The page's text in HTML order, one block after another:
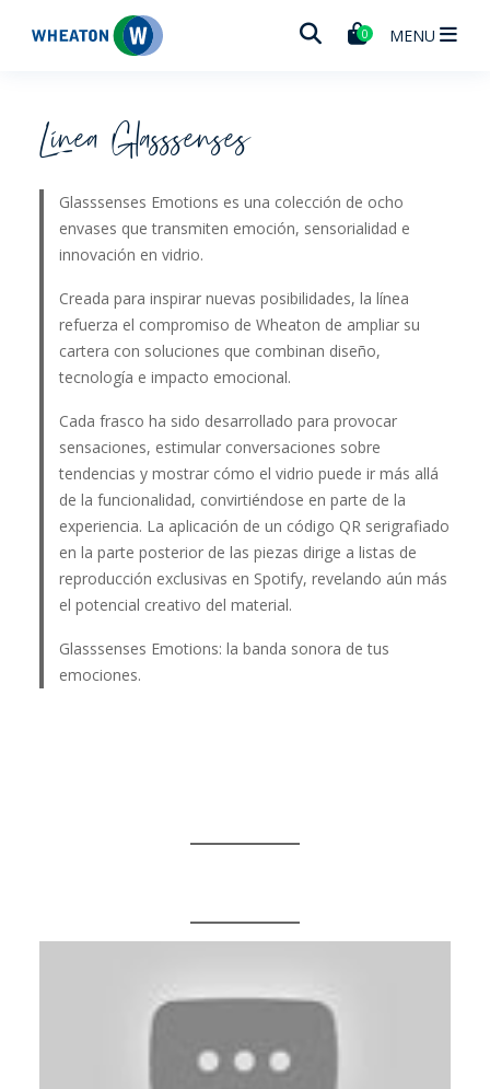
Wheaton 0 MENU
Línea Glasssenses
Glasssenses Emotions es una colección de ocho
envases que transmiten emoción, sensorialidad e
innovación en vidrio.
Creada para inspirar nuevas posibilidades, la línea
refuerza el compromiso de Wheaton de ampliar su
cartera con soluciones que combinan diseño,
tecnología e impacto emocional.
Cada frasco ha sido desarrollado para provocar
sensaciones, estimular conversaciones sobre
tendencias y mostrar cómo el vidrio puede ir más allá
de la funcionalidad, convirtiéndose en parte de la
experiencia. La aplicación de un código QR serigrafiado
en la parte posterior de las piezas dirige a listas de
reproducción exclusivas en Spotify, revelando aún más
el potencial creativo del material.
Glasssenses Emotions: la banda sonora de tus
emociones.